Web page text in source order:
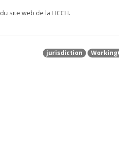
du site web de la HCCH.
jurisdiction